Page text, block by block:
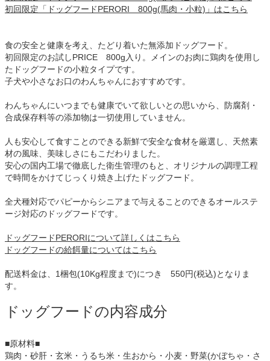
初回限定「ドッグフードPERORI 800g(馬肉・小粒)」はこちら
食の安全と健康を考え、たどり着いた無添加ドッグフード。
初回限定のお試しPRICE 800g入り。メインのお肉に鶏肉を使用し
たドッグフードの小粒タイプです。
子犬や小さなお口のわんちゃんにおすすめです。
わんちゃんにいつまでも健康でいて欲しいとの思いから、防腐剤・
合成保存料等の添加物は一切使用していません。
人も安心して食すことのできる新鮮で安全な食材を厳選し、天然素
材の風味、美味しさにもこだわりました。
安心の国内工場で徹底した衛生管理のもと、オリジナルの調理工程
で時間をかけてじっくり焼き上げたドッグフード。
全犬種対応でパピーからシニアまで与えることのできるオールステ
ージ対応のドッグフードです。
ドッグフードPERORIについて詳しくはこちら
ドッグフードの給餌量についてはこちら
配送料金は、1梱包(10Kg程度まで)につき 550円(税込)となりま
す。
ドッグフードの内容成分
■原材料■
鶏肉・砂肝・玄米・うるち米・生おから・小麦・野菜(かぼちゃ・さ